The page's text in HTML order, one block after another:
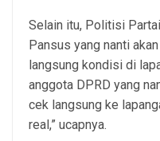
Selain itu, Politisi
Pansus yang nanti
langsung kondisi di
anggota DPRD yang
cek langsung ke
real,” ucapnya.